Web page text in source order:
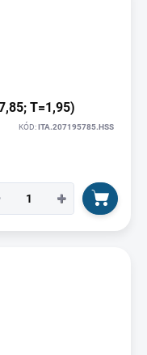
T=1,95)
KÓD:ITA.207195785.HSS
+